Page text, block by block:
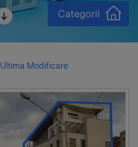
Categorii
Ultima Modificare